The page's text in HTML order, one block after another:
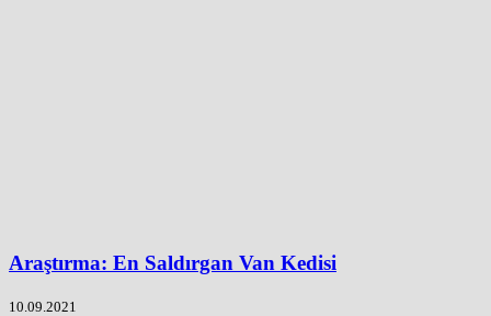
Araştırma: En Saldırgan Van Kedisi
10.09.2021